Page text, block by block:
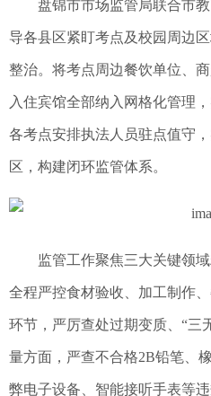
盘锦市市场监管局联合市
导各县区紧盯考点及校园周边
整治。将考点周边餐饮单位、
入住宾馆全部纳入网格化管理
各考点安排执法人员驻点值守
区，构建闭环监管体系。
监管工作聚焦三大关键领
全程严控食材验收、加工制作
环节，严厉查处过期变质、“三
量方面，严查不合格2B铅笔、
弊电子设备、智能接听手表等